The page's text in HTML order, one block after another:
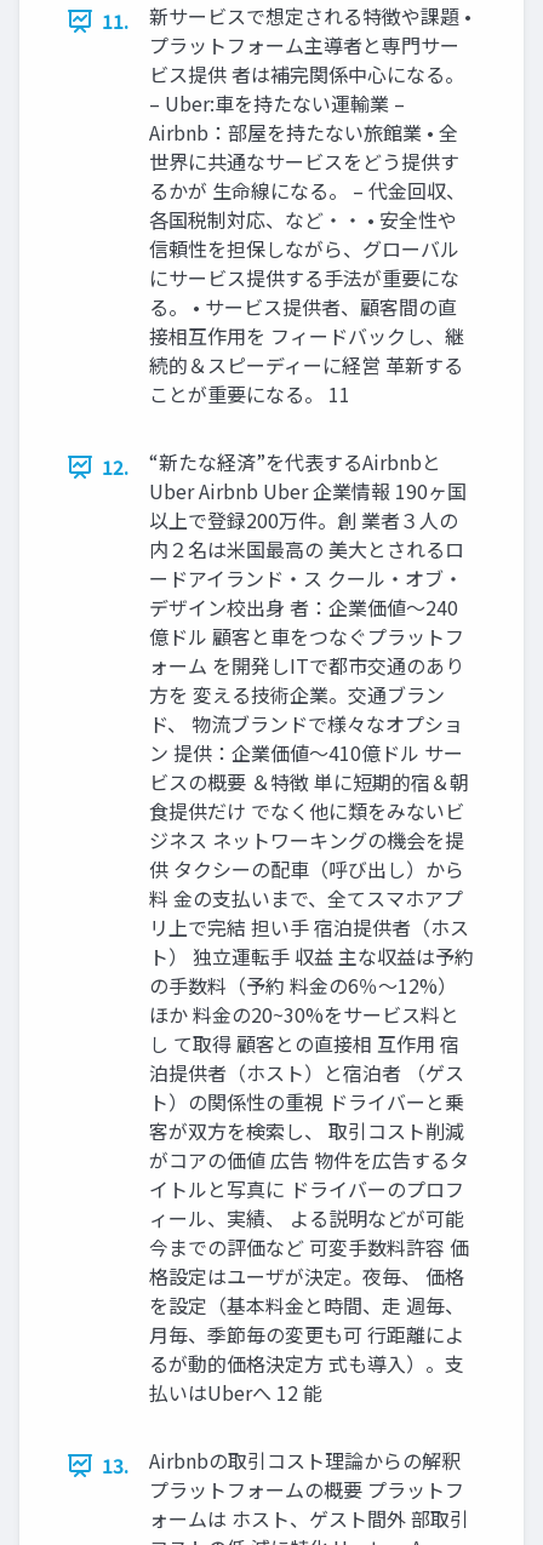
11.
新サービスで想定される特徴や課題 •
プラットフォーム主導者と専門サー
ビス提供 者は補完関係中心になる。
– Uber:車を持たない運輸業 –
Airbnb：部屋を持たない旅館業 • 全
世界に共通なサービスをどう提供す
るかが 生命線になる。 – 代金回収、
各国税制対応、など・・ • 安全性や
信頼性を担保しながら、グローバル
にサービス提供する手法が重要にな
る。 • サービス提供者、顧客間の直
接相互作用を フィードバックし、継
続的＆スピーディーに経営 革新する
ことが重要になる。 11
12.
“新たな経済”を代表するAirbnbと
Uber Airbnb Uber 企業情報 190ヶ国
以上で登録200万件。創 業者３人の
内２名は米国最高の 美大とされるロ
ードアイランド・ス クール・オブ・
デザイン校出身 者：企業価値～240
億ドル 顧客と車をつなぐプラットフ
ォーム を開発しITで都市交通のあり
方を 変える技術企業。交通ブラン
ド、 物流ブランドで様々なオプショ
ン 提供：企業価値～410億ドル サー
ビスの概要 ＆特徴 単に短期的宿＆朝
食提供だけ でなく他に類をみないビ
ジネス ネットワーキングの機会を提
供 タクシーの配車（呼び出し）から
料 金の支払いまで、全てスマホアプ
リ上で完結 担い手 宿泊提供者（ホス
ト） 独立運転手 収益 主な収益は予約
の手数料（予約 料金の6％〜12%）
ほか 料金の20~30%をサービス料と
し て取得 顧客との直接相 互作用 宿
泊提供者（ホスト）と宿泊者 （ゲス
ト）の関係性の重視 ドライバーと乗
客が双方を検索し、 取引コスト削減
がコアの価値 広告 物件を広告するタ
イトルと写真に ドライバーのプロフ
ィール、実績、 よる説明などが可能
今までの評価など 可変手数料許容 価
格設定はユーザが決定。夜毎、 価格
を設定（基本料金と時間、走 週毎、
月毎、季節毎の変更も可 行距離によ
るが動的価格決定方 式も導入）。支
払いはUberへ 12 能
13.
Airbnbの取引コスト理論からの解釈
プラットフォームの概要 プラットフ
ォームは ホスト、ゲスト間外 部取引